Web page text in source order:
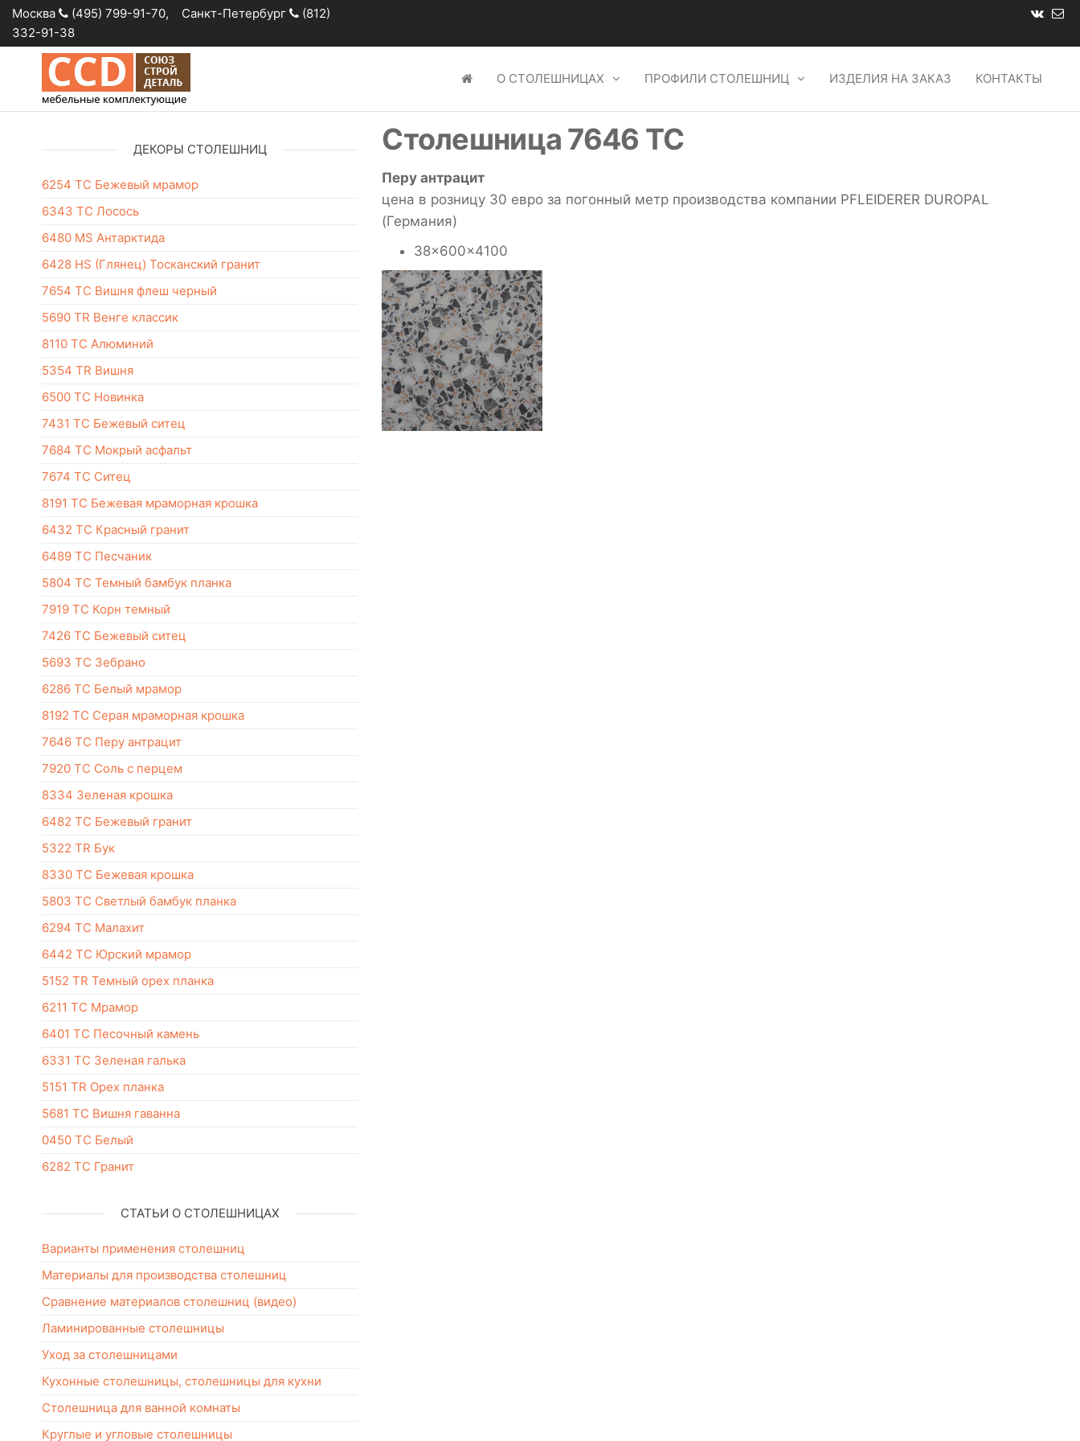
Москва (495) 799-91-70, Санкт-Петербург
(812)
332-91-38
столешниц
О СТОЛЕШНИЦАХ ПРОФИЛИ СТОЛЕШНИЦ ИЗДЕЛИЯ НА ЗАКАЗ КОНТАКТЫ
Столешница 7646 TC
Перу антрацит
цена в розницу 30 евро за погонный метр производства компании PFLEIDERER DUROPAL
(Германия)
38x600x4100
ДЕКОРЫ СТОЛЕШНИЦ
6254 ТС Бежевый мрамор
6343 ТС Лосось
6480 MS Антарктида
6428 HS (Глянец) Тосканский гранит
7654 TC Вишня флеш черный
5690 TR Венге классик
8110 TC Алюминий
5354 TR Вишня
6500 TC Новинка
7431 TC Бежевый ситец
7684 TC Мокрый асфальт
7674 TC Ситец
8191 TC Бежевая мраморная крошка
6432 TC Красный гранит
6489 TC Песчаник
5804 TC Темный бамбук планка
7919 TC Корн темный
7426 ТС Бежевый ситец
5693 TC Зебрано
6286 TC Белый мрамор
8192 TC Серая мраморная крошка
7646 TC Перу антрацит
7920 TC Соль с перцем
8334 Зеленая крошка
6482 TC Бежевый гранит
5322 TR Бук
8330 TC Бежевая крошка
5803 TC Светлый бамбук планка
6294 TC Малахит
6442 TC Юрский мрамор
5152 TR Темный орех планка
6211 TC Мрамор
6401 TC Песочный камень
6331 TC Зеленая галька
5151 TR Орех планка
5681 ТС Вишня гаванна
0450 TC Белый
6282 ТС Гранит
СТАТЬИ О СТОЛЕШНИЦАХ
Варианты применения столешниц
Материалы для производства столешниц
Сравнение материалов столешниц (видео)
Ламинированные столешницы
Уход за столешницами
Кухонные столешницы, столешницы для кухни
Столешница для ванной комнаты
Круглые и угловые столешницы